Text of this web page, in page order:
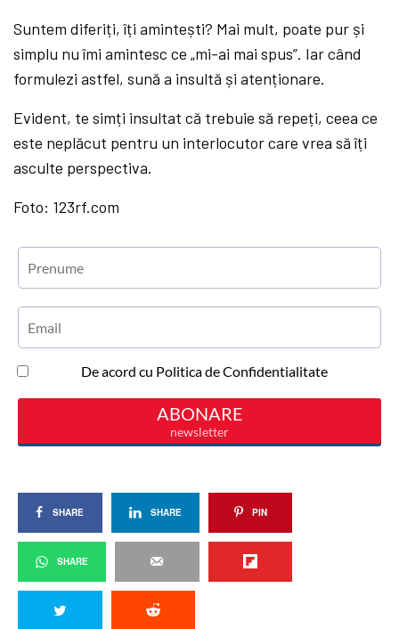
Suntem diferiți, îți amintești? Mai mult, poate pur și
simplu nu îmi amintesc ce „mi-ai mai spus”. Iar când
formulezi astfel, sună a insultă și atenționare.
Evident, te simți insultat că trebuie să repeți, ceea ce
este neplăcut pentru un interlocutor care vrea să îți
asculte perspectiva.
Foto: 123rf.com
SHARE SHARE PIN
SHARE